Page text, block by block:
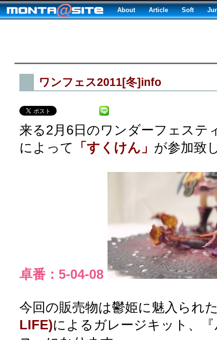
About Article Soft
ワンフェス2011[冬]info
来る2月6日のワンダーフェステ
によって
「すくけん」 が参加致
卓番：5-04-08
今回の販売物は鬱姫に魅入られ
LIFE)によるガレージキット、